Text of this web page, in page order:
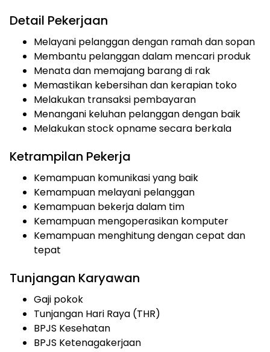
Detail Pekerjaan
Melayani pelanggan dengan ramah dan sopan
Membantu pelanggan dalam mencari produk
Menata dan memajang barang di rak
Memastikan kebersihan dan kerapian toko
Melakukan transaksi pembayaran
Menangani keluhan pelanggan dengan baik
Melakukan stock opname secara berkala
Ketrampilan Pekerja
Kemampuan komunikasi yang baik
Kemampuan melayani pelanggan
Kemampuan bekerja dalam tim
Kemampuan mengoperasikan komputer
Kemampuan menghitung dengan cepat dan
tepat
Tunjangan Karyawan
Gaji pokok
Tunjangan Hari Raya (THR)
BPJS Kesehatan
BPJS Ketenagakerjaan